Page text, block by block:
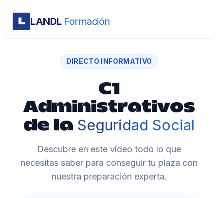
L LANDL Formación
DIRECTO INFORMATIVO
C1
Administrativos
de la Seguridad Social
Descubre en este vídeo todo lo que
necesitas saber para conseguir tu plaza con
nuestra preparación experta.